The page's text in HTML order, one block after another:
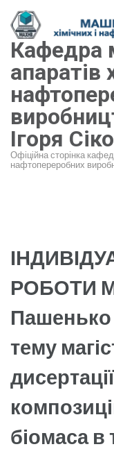
Перейти
до
вмісту
(натисніть
Enter)
Кафедра
апаратів
Ігоря
Офіційна сторінка
нафтопереробних
РОБОТИ
Пашенько
тему
біомаса в